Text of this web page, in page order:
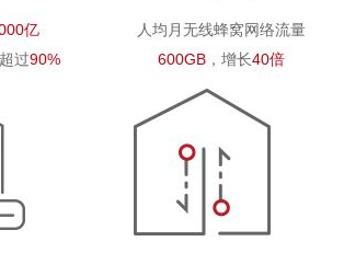
亿
过90%
人均月无线蜂窝网络流量
600GB ，增长40倍